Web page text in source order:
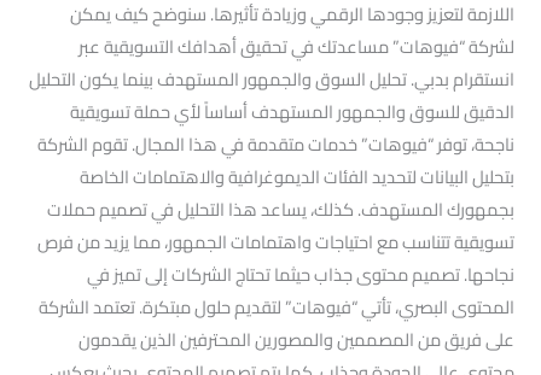
اللازمة لتعزيز وجودها الرقمي وزيادة تأثيرها. سنوضح كيف يمكن
لشركة “فيوهات” مساعدتك في تحقيق أهدافك التسويقية عبر
انستقرام بدبي. تحليل السوق والجمهور المستهدف بينما يكون التحليل
الدقيق للسوق والجمهور المستهدف أساساً لأي حملة تسويقية
ناجحة، توفر “فيوهات” خدمات متقدمة في هذا المجال. تقوم الشركة
بتحليل البيانات لتحديد الفئات الديموغرافية والاهتمامات الخاصة
بجمهورك المستهدف. كذلك، يساعد هذا التحليل في تصميم حملات
تسويقية تتناسب مع احتياجات واهتمامات الجمهور، مما يزيد من فرص
نجاحها. تصميم محتوى جذاب حيثما تحتاج الشركات إلى تميز في
المحتوى البصري، تأتي “فيوهات” لتقديم حلول مبتكرة. تعتمد الشركة
على فريق من المصممين والمصورين المحترفين الذين يقدمون